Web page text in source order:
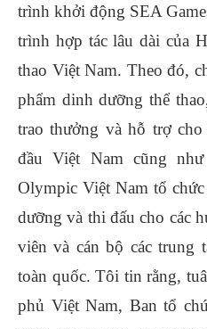
trình khởi động SEA
trình hợp tác lâu dài của
thao Việt Nam. Theo đó,
phẩm dinh dưỡng thể
trao thưởng và hỗ trợ
đầu Việt Nam cũng
Olympic Việt Nam tổ
dưỡng và thi đấu cho các
viên và cán bộ các trung
toàn quốc. Tôi tin rằng,
phủ Việt Nam, Ban tổ